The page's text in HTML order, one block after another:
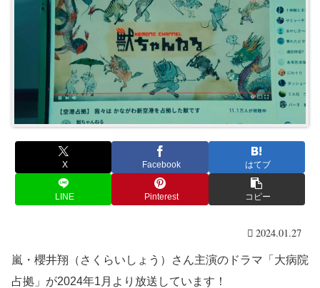
X Facebook はてブ
LINE Pinterest コピー
2024.01.27
嵐・櫻井翔（さくらいしょう）さん主演のドラマ「大病院
占拠」が2024年1月より放送しています！